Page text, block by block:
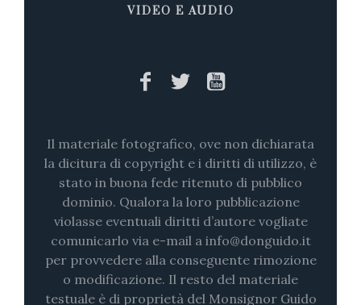
VIDEO E AUDIO
Il materiale fotografico, ove non dichiarata
la dicitura di copyright e i diritti di utilizzo, è
stato in buona fede ritenuto di pubblico
dominio. Qualora la loro pubblicazione
violasse eventuali diritti d’autore vogliate
comunicarlo via e-mail a info@donguido.it
per provvedere alla conseguente rimozione
o modificazione. Il resto del materiale
testuale è di proprietà del Monsignor Guido